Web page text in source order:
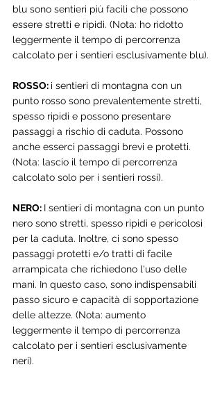
blu sono sentieri più facili che possono
essere stretti e ripidi. (Nota: ho ridotto
leggermente il tempo di percorrenza
calcolato per i sentieri esclusivamente blu).
ROSSO: i sentieri di montagna con un
punto rosso sono prevalentemente stretti,
spesso ripidi e possono presentare
passaggi a rischio di caduta. Possono
anche esserci passaggi brevi e protetti.
(Nota: lascio il tempo di percorrenza
calcolato solo per i sentieri rossi).
NERO: I sentieri di montagna con un punto
nero sono stretti, spesso ripidi e pericolosi
per la caduta. Inoltre, ci sono spesso
passaggi protetti e/o tratti di facile
arrampicata che richiedono l'uso delle
mani. In questo caso, sono indispensabili
passo sicuro e capacità di sopportazione
delle altezze. (Nota: aumento
leggermente il tempo di percorrenza
calcolato per i sentieri esclusivamente
neri).